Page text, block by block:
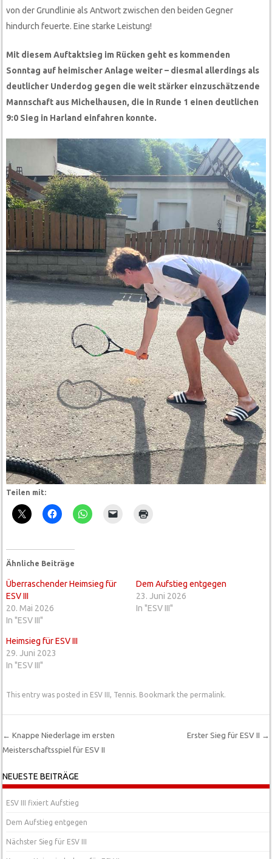
von der Grundlinie als Antwort zwischen den beiden Gegner
hindurch feuerte. Eine starke Leistung!
Mit diesem Auftaktsieg im Rücken geht es kommenden
Sonntag auf heimischer Anlage weiter – diesmal allerdings als
deutlicher Underdog gegen die weit stärker einzuschätzende
Mannschaft aus Michelhausen, die in Runde 1 einen deutlichen
9:0 Sieg in Harland einfahren konnte.
Teilen mit:
Ähnliche Beiträge
Überraschender Heimsieg für
ESV III
20. Mai 2026
In "ESV III"
Dem Aufstieg entgegen
23. Juni 2026
In "ESV III"
Heimsieg für ESV III
29. Juni 2023
In "ESV III"
This entry was posted in ESV III , Tennis. Bookmark the permalink.
Post navigation
← Knappe Niederlage im ersten
Meisterschaftsspiel für ESV II
Erster Sieg für ESV II →
NEUESTE BEITRÄGE
ESV III fixiert Aufstieg
Dem Aufstieg entgegen
Nächster Sieg für ESV III